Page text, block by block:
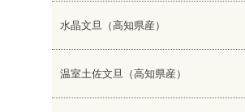
水晶文旦（高知県産）
温室土佐文旦（高知県産）